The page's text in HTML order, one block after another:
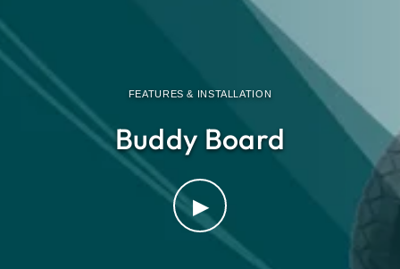
FEATURES & INSTALLATION
Buddy Board
▶